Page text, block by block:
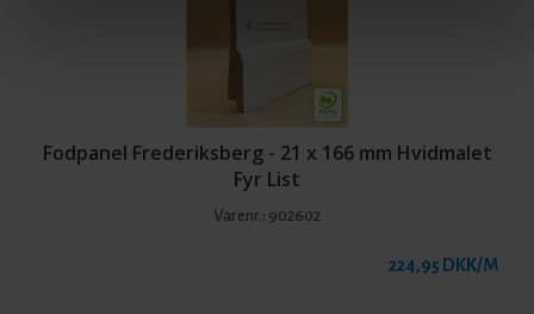
Fodpanel Frederiksberg - 21 x 166 mm Hvidmalet
Fyr List
Varenr.: 902602
224,95 DKK/M